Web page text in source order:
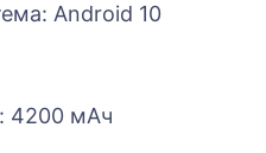
Android 10
4200 мАч